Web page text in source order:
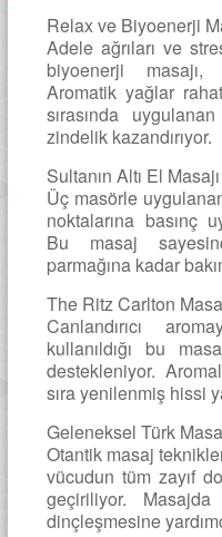
Relax ve Biyoenerji
Adele ağrıları ve
biyoenerji masajı,
Aromatik yağlar
sırasında
zindelik kazandırıyor.
Sultanın Altı El Masajı
Üç masörle
noktalarına basınç
Bu masaj
parmağına kadar
The Ritz Carlton
Canlandırıcı
kullanıldığı bu
destekleniyor.
sıra yenilenmiş hissi
Geleneksel Türk
Otantik masaj
vücudun tüm zayıf
geçiriliyor.
dinçleşmesine